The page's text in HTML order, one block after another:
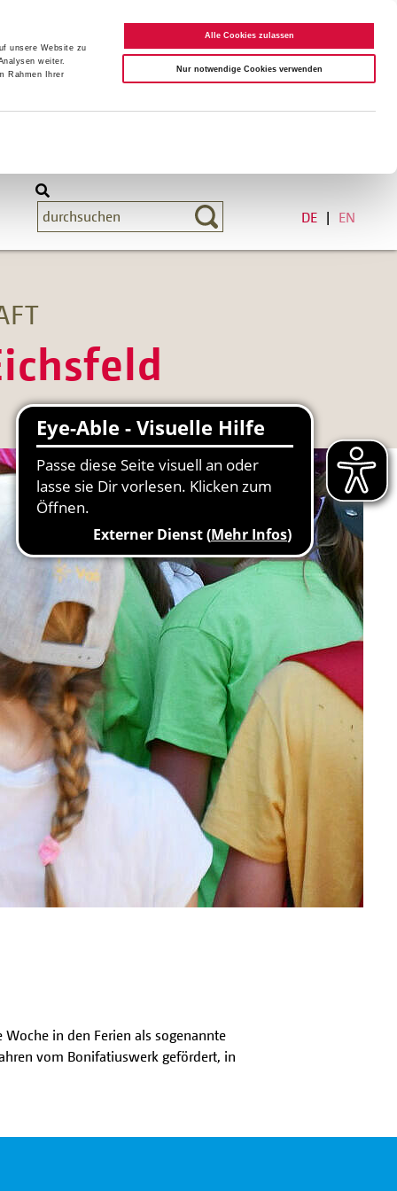
unsere Website zu
weiter.
Rahmen Ihrer
Alle Cookies zulassen
Nur notwendige Cookies verwenden
DE EN
in den Ferien als sogenannte
vom Bonifatiuswerk gefördert, in